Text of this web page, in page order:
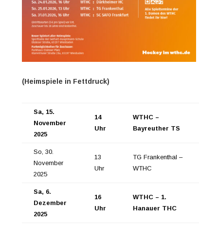
(Heimspiele in Fettdruck)
Sa, 15.
November
2025
14
Uhr
WTHC –
Bayreuther TS
So, 30.
November
2025
13
Uhr
TG Frankenthal –
WTHC
Sa, 6.
Dezember
2025
16
Uhr
WTHC – 1.
Hanauer THC